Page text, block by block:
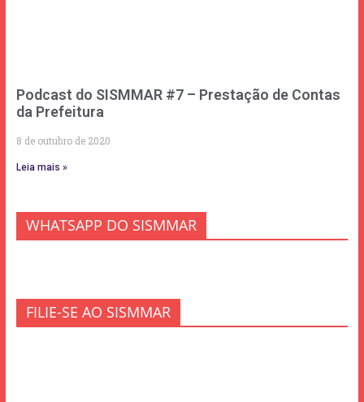
Podcast do SISMMAR #7 – Prestação de Contas
da Prefeitura
8 de outubro de 2020
Leia mais »
WHATSAPP DO SISMMAR
FILIE-SE AO SISMMAR